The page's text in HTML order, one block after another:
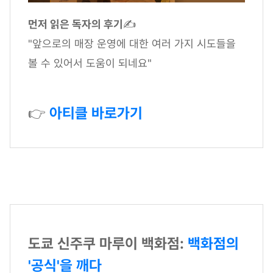
먼저 읽은 독자의 후기✍
"앞으로의 매장 운영에 대한 여러 가지 시도들을
볼 수 있어서 도움이 되네요"
👉 아티클 바로가기
도쿄 신주쿠 마루이 백화점: 백화점의
'공식'을 깨다